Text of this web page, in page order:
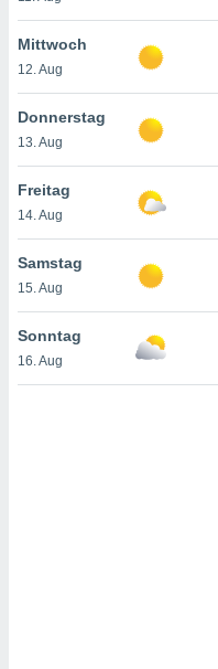
. Sie
jederzeit
Rand
Mittwoch
12. Aug
Donnerstag
13. Aug
Freitag
14. Aug
Samstag
15. Aug
Sonntag
16. Aug